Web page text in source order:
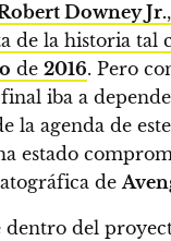
Downey Jr.
de la historia tal
de 2016. Pero
iba a
la agenda de
estado
de
dentro del